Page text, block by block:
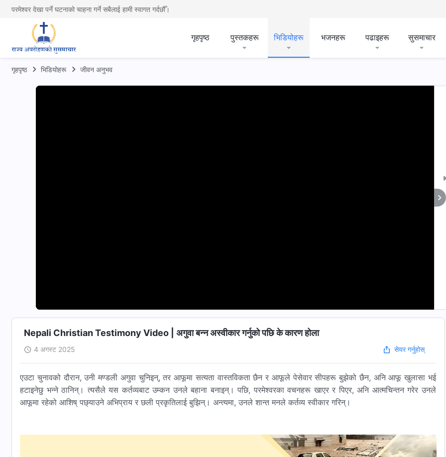
परमेश्वर देखा पर्ने घटनाको चाहना गर्ने सबैलाई हामी स्वागत गर्दछौँ।
गृहपृष्ठ पुस्तकहरू भिडियोहरू भजनहरू पढाइहरू सुसमाचार
गृहपृष्ठ भिडियोहरू जीवन अनुभव
Nepali Christian Testimony Video | अगुवा बन्न अस्वीकार गर्नुको पछि के कारण होला
4 अगस्ट 2025 सेयर गर्नुहोस्
एउटा चुनावको दौरान, उनी मण्डली अगुवा चुनिइन्, तर आफूमा सत्यता वास्तविकता छैन र आफूले पेसेवार सीपहरू बुझेको छैन, अनि आफू खुलासा भई
हटाइनेछु भन्ने ठानिन्। त्यसैले यस कर्तव्यबाट उम्कन उनले बहाना बनाइन्। पछि, परमेश्वरका वचनहरू खाएर र पिएर, अनि आत्मचिन्तन गरेर उनले
आफूमा रहेको आशिष् पछ्याउने अभिप्राय र छली प्रकृतिलाई बुझिन्। अन्त्यमा, उनले शान्त मनले कर्तव्य स्वीकार गरिन्।